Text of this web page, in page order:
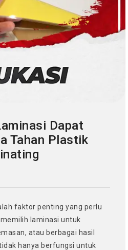
Dapat
Tahan Plastik
faktor penting yang perlu
laminasi untuk
atau berbagai hasil
hanya berfungsi untuk